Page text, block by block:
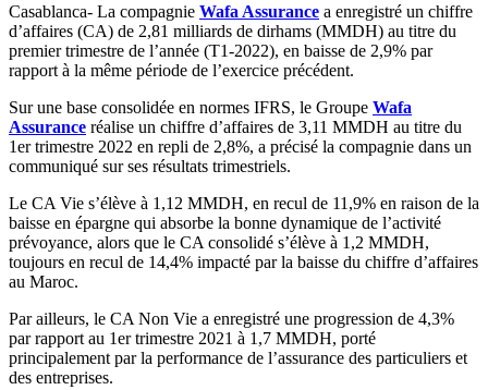
Casablanca- La compagnie Wafa Assurance a enregistré un chiffre
d’affaires (CA) de 2,81 milliards de dirhams (MMDH) au titre du
premier trimestre de l’année (T1-2022), en baisse de 2,9% par
rapport à la même période de l’exercice précédent.
Sur une base consolidée en normes IFRS, le Groupe Wafa
Assurance réalise un chiffre d’affaires de 3,11 MMDH au titre du
1er trimestre 2022 en repli de 2,8%, a précisé la compagnie dans un
communiqué sur ses résultats trimestriels.
Le CA Vie s’élève à 1,12 MMDH, en recul de 11,9% en raison de la
baisse en épargne qui absorbe la bonne dynamique de l’activité
prévoyance, alors que le CA consolidé s’élève à 1,2 MMDH,
toujours en recul de 14,4% impacté par la baisse du chiffre d’affaires
au Maroc.
Par ailleurs, le CA Non Vie a enregistré une progression de 4,3%
par rapport au 1er trimestre 2021 à 1,7 MMDH, porté
principalement par la performance de l’assurance des particuliers et
des entreprises.